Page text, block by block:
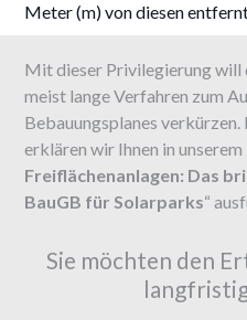
Meter (m) von diesen
Mit dieser Privilegierung will
meist lange Verfahren zum
Bebauungsplanes
erklären wir Ihnen in
Freiflächenanlagen: Das
BauGB für Solarparks“
Sie möchten den